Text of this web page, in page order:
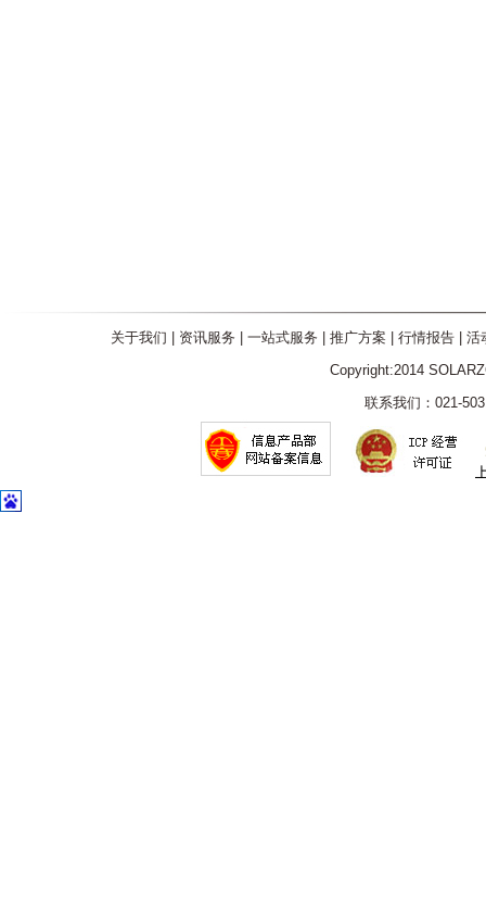
关于我们 资讯服务 一站式服务 推广方案 行情报告| 活
Copyright:2014
联系我们：021-